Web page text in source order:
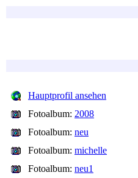
Hauptprofil ansehen
Fotoalbum: 2008
Fotoalbum: neu
Fotoalbum: michelle
Fotoalbum: neu1